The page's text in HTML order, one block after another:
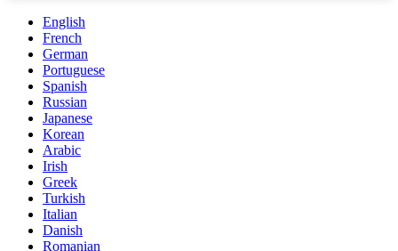
English
French
German
Portuguese
Spanish
Russian
Japanese
Korean
Arabic
Irish
Greek
Turkish
Italian
Danish
Romanian